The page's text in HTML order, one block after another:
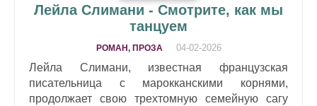
Лейла Слимани - Смотрите, как мы
танцуем
РОМАН, ПРОЗА 04-02-2026
Лейла Слимани, известная французская
писательница с марокканскими корнями,
продолжает свою трехтомную семейную сагу